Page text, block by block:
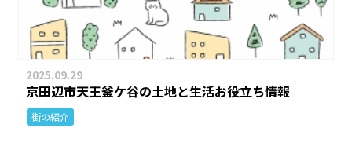
2025.09.29
京田辺市天王釜ケ谷の土地と生活お役立ち情報
街の紹介